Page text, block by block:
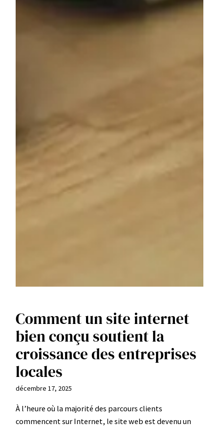
Comment un site internet
bien conçu soutient la
croissance des entreprises
locales
décembre 17, 2025
À l’heure où la majorité des parcours clients
commencent sur Internet, le site web est devenu un